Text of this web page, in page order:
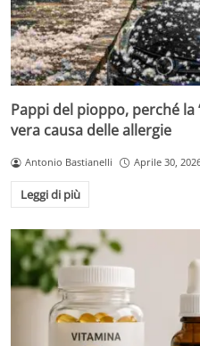
Pappi del pioppo, perché la
vera causa delle allergie
Antonio Bastianelli Aprile 30,
Leggi di più